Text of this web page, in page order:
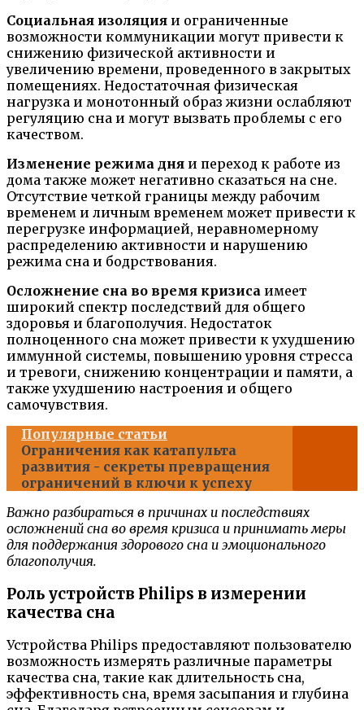
Социальная изоляция и ограниченные
возможности коммуникации могут привести к
снижению физической активности и
увеличению времени, проведенного в закрытых
помещениях. Недостаточная физическая
нагрузка и монотонный образ жизни ослабляют
регуляцию сна и могут вызвать проблемы с его
качеством.
Изменение режима дня и переход к работе из
дома также может негативно сказаться на сне.
Отсутствие четкой границы между рабочим
временем и личным временем может привести к
перегрузке информацией, неравномерному
распределению активности и нарушению
режима сна и бодрствования.
Осложнение сна во время кризиса имеет
широкий спектр последствий для общего
здоровья и благополучия. Недостаток
полноценного сна может привести к ухудшению
иммунной системы, повышению уровня стресса
и тревоги, снижению концентрации и памяти, а
также ухудшению настроения и общего
самочувствия.
Популярные статьи
Ограничения как катапульта
развития - секреты превращения
ограничений в ключи к успеху
Важно разбираться в причинах и последствиях
осложнений сна во время кризиса и принимать меры
для поддержания здорового сна и эмоционального
благополучия.
Роль устройств Philips в измерении
качества сна
Устройства Philips предоставляют пользователю
возможность измерять различные параметры
качества сна, такие как длительность сна,
эффективность сна, время засыпания и глубина